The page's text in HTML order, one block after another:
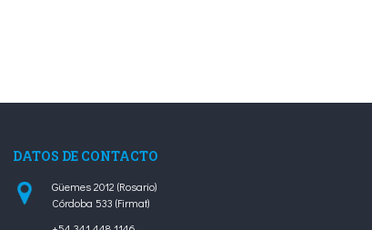
DATOS DE CONTACTO
Güemes 2012 (Rosario)
Córdoba 533 (Firmat)